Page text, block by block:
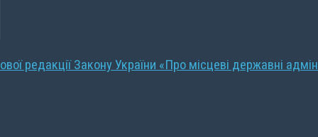
редакції Закону України «Про місцеві державні